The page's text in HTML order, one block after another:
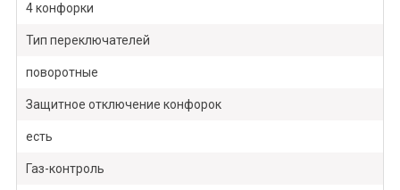
4 конфорки
Тип переключателей
поворотные
Защитное отключение конфорок
есть
Газ-контроль